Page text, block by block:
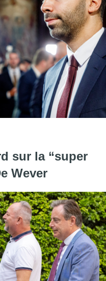
Mahdi appelle au
sur la “super
Wever